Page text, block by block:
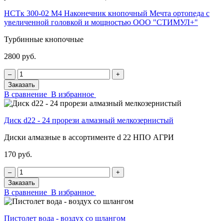
НСТк 300-02 М4 Наконечник кнопочный Мечта ортопеда с
увеличенной головкой и мощностью ООО "СТИМУЛ+"
Турбинные кнопочные
2800 руб.
‒
+
Заказать
В сравнение В избранное
Диск d22 - 24 прорези алмазный мелкозернистый
Диски алмазные в ассортименте d 22 НПО АГРИ
170 руб.
‒
+
Заказать
В сравнение В избранное
Пистолет вода - воздух со шлангом